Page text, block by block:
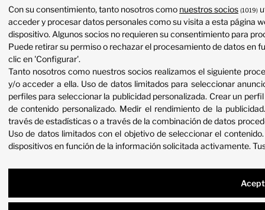
Con su consentimiento, tanto nosotros como nuestros socios (1019)
acceder y procesar datos personales como su visita a esta página
dispositivo. Algunos socios no requieren su consentimiento para
Puede retirar su permiso o rechazar el procesamiento de datos en
clic en 'Configurar'.
Tanto nosotros como nuestros socios realizamos el siguiente
y/o acceder a ella. Uso de datos limitados para seleccionar
perfiles para seleccionar la publicidad personalizada. Crear un
de contenido personalizado. Medir el rendimiento de la publicidad
través de estadísticas o a través de la combinación de datos
Uso de datos limitados con el objetivo de seleccionar el contenido
dispositivos en función de la información solicitada activamente.